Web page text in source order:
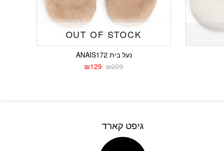
OUT OF STOCK
נעל בית ANAIS172
₪229
₪129
גיפט קארד